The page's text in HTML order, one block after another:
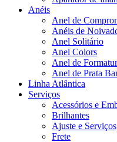
Anéis
Anel de
Anéis de
Anel Solitário
Anel Colors
Anel de
Anel de Prata
Linha Atlântica
Serviços
Acessórios e
Brilhantes
Ajuste e Serviços
Frete